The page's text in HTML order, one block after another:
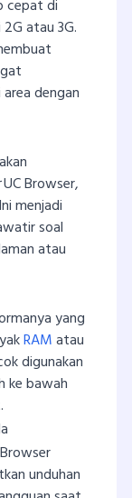
cepat di
atau 3G.
dengan
UC Browser,
menjadi
soal
atau
yang
RAMatau
digunakan
ke bawah
unduhan